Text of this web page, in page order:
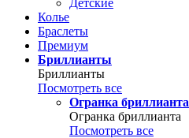
Детские
Колье
Браслеты
Премиум
Бриллианты
Бриллианты
Посмотреть все
Огранка бриллианта
Огранка бриллианта
Посмотреть все